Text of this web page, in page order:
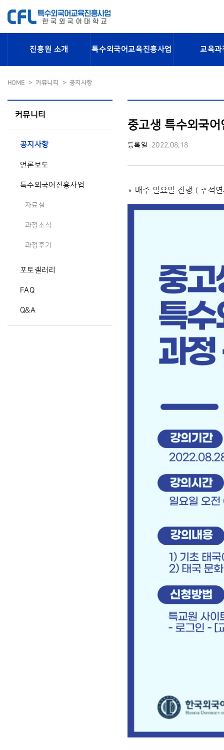
진흥원 소개 특수외국어교육진흥사업 교육과
HOME 커뮤니티 공지사항
커뮤니티
공지사항
언론보도
특수외국어진흥사업
자료실
과정소식
과정후기
포토갤러리
FAQ
Q&A
중고생 특수외국
등록일 2022.08.18
* 매주 일요일 진행 ( 추석